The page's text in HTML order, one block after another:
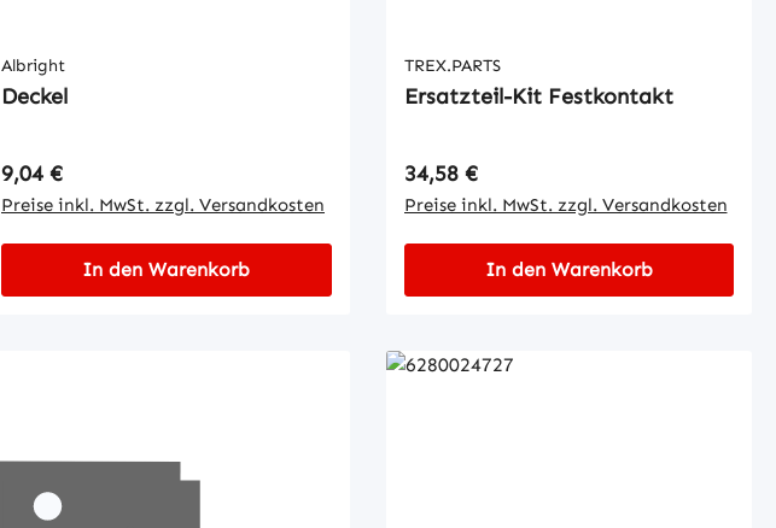
Albright
Deckel
Regulärer Preis:
9,04 €
Preise inkl. MwSt. zzgl. Versandkosten
In den Warenkorb
TREX.PARTS
Ersatzteil-Kit Festkontakt
Regulärer Preis:
34,58 €
Preise inkl. MwSt. zzgl. Versandkosten
In den Warenkorb